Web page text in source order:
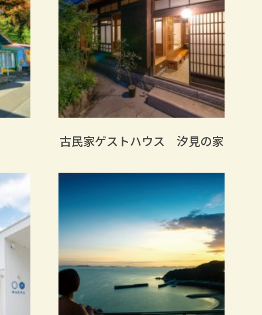
古民家ゲストハウス 汐見の家